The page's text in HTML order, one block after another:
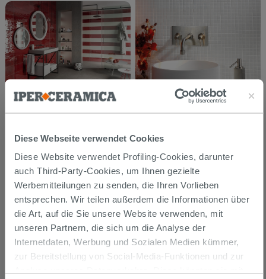
Diese Webseite verwendet Cookies
Diese Website verwendet Profiling-Cookies, darunter
auch Third-Party-Cookies, um Ihnen gezielte
Werbemitteilungen zu senden, die Ihren Vorlieben
entsprechen. Wir teilen außerdem die Informationen über
die Art, auf die Sie unsere Website verwenden, mit
unseren Partnern, die sich um die Analyse der
Internetdaten, Werbung und Sozialen Medien kümmer,
zur Bereitstellung von Social-Media-Funktionen und zur